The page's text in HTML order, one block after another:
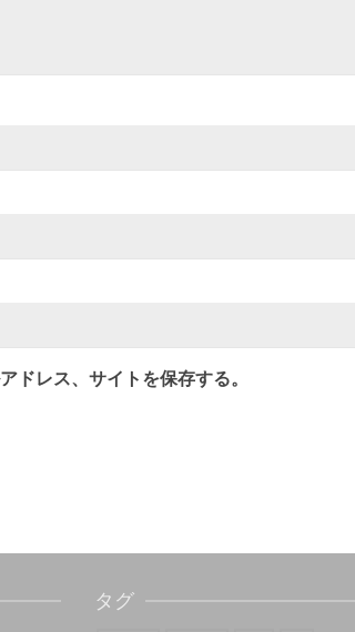
ドレス、サイトを保存する。
タグ